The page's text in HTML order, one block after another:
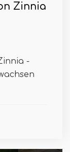
Zinnia
-